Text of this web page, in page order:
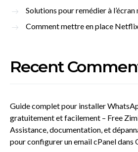
Solutions pour remédier à
Comment mettre en place
Recent
Guide complet pour installer
gratuitement et facilement – Free
Assistance, documentation, et
pour configurer un email cPanel dans